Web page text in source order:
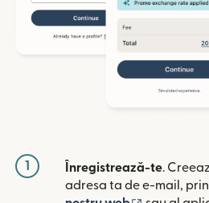
1 Înregistrează-te.
adresa ta de e-mail,